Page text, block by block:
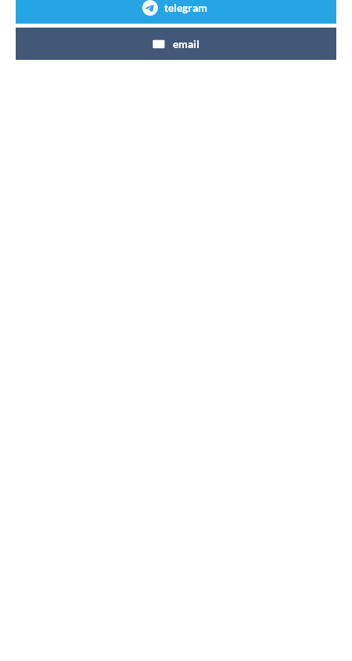
telegram
email